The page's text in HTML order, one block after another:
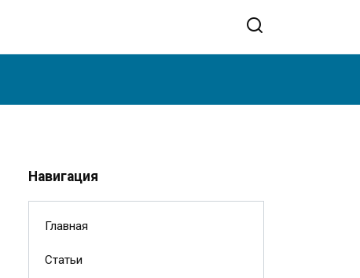
Навигация
Главная
Статьи